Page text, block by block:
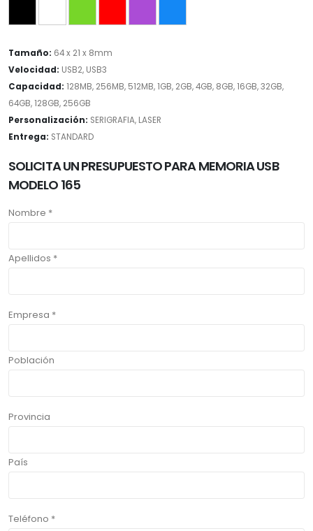
Tamaño: 64 x 21 x 8mm
Velocidad: USB2, USB3
Capacidad: 128MB, 256MB, 512MB, 1GB, 2GB, 4GB, 8GB, 16GB, 32GB,
64GB, 128GB, 256GB
Personalización: SERIGRAFIA, LASER
Entrega: STANDARD
SOLICITA UN PRESUPUESTO PARA MEMORIA USB
MODELO 165
Nombre *
Apellidos *
Empresa *
Población
Provincia
País
Teléfono *